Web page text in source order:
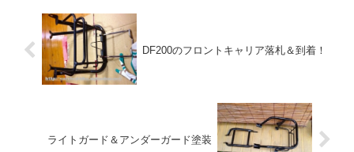
DF200のフロントキャリア落札＆到着！
ライトガード＆アンダーガード塗装